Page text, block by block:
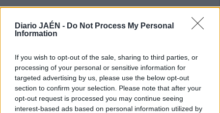
Diario JAÉN - Do Not Process My Personal
Information
If you wish to opt-out of the sale, sharing to third parties, or
processing of your personal or sensitive information for
targeted advertising by us, please use the below opt-out
section to confirm your selection. Please note that after your
opt-out request is processed you may continue seeing
interest-based ads based on personal information utilized by